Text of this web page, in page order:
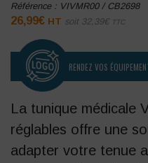
Référence : VIVMR00 / CB2698
26,99€ HT soit 32,39€ TTC
RENDEZ VOS
La tunique médicale
réglables offre une
adapter votre tenue